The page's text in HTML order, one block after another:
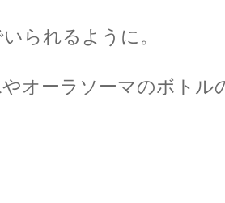
られるように。
オーラソーマのボトル